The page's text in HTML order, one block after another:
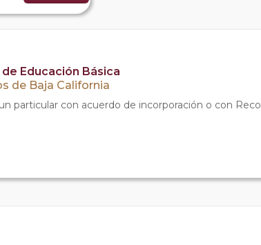
Educación Básica
de Baja California
particular con acuerdo de incorporación o con